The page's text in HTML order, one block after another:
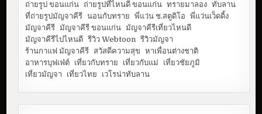
ถ่ายรูป ขอนแก่น ถ่ายรูปที่ไหนดี ขอนแก่น ทรายมาลอง ทับลาน
ที่ถ่ายรูปมัญจาคีรี นอนกับทราย พี่แว่น ช.สตูดิโอ
พี่แว่นเว็ดดิ้ง
มัญจาคีรี มัญจาคีรี ขอนแก่น มัญจาคีรีเที่ยวไหนดี
มัญจาคีรีไปไหนดี รีวิว Webtoon
รีวิวมัญจา
ร้านกาแฟ มัญจาคีรี สวัสดีความสุข
หาเพื่อนต่างชาติ
อาหารบุฟเฟ่ต์ เที่ยวกับทราย เที่ยวกับแม่
เที่ยวชัยภูมิ
เที่ยวมัญจา
เที่ยวไทย เวโรน่าทับลาน